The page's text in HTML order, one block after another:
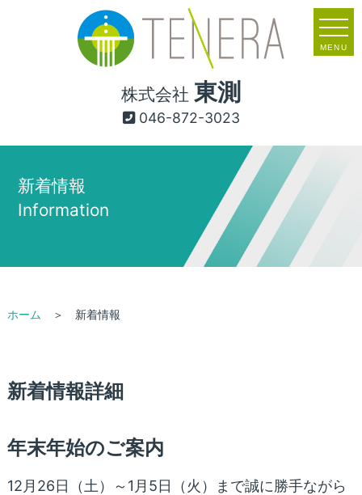
株式会社 東測
046-872-3023
MENU
新着情報
Information
ホーム ＞ 新着情報
新着情報詳細
年末年始のご案内
12月26日（土）～1月5日（火）まで誠に勝手ながら